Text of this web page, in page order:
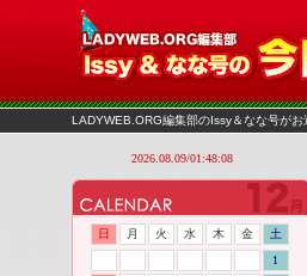
LADYWEB.ORG編集部のIssy＆なな号がお
日 月 火 水 木 金
土
1